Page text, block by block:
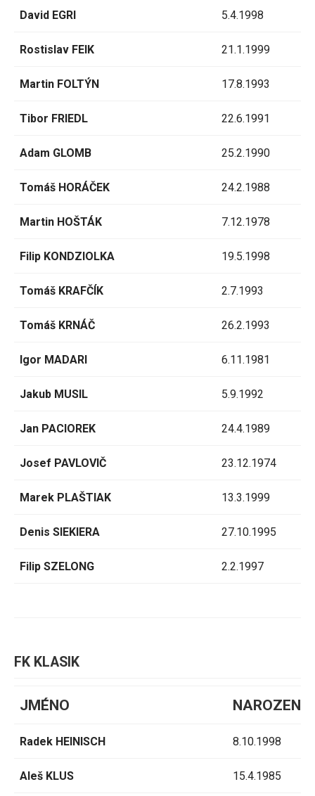
David EGRI 5.4.1998
Rostislav FEIK 21.1.1999
Martin FOLTÝN 17.8.1993
Tibor FRIEDL 22.6.1991
Adam GLOMB 25.2.1990
Tomáš HORÁČEK 24.2.1988
Martin HOŠTÁK 7.12.1978
Filip KONDZIOLKA 19.5.1998
Tomáš KRAFČÍK 2.7.1993
Tomáš KRNÁČ 26.2.1993
Igor MADARI 6.11.1981
Jakub MUSIL 5.9.1992
Jan PACIOREK 24.4.1989
Josef PAVLOVIČ 23.12.1974
Marek PLAŠTIAK 13.3.1999
Denis SIEKIERA 27.10.1995
Filip SZELONG 2.2.1997
FK KLASIK
JMÉNO NAROZENÍ
Radek HEINISCH 8.10.1998
Aleš KLUS 15.4.1985